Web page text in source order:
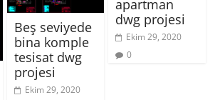
Beş seviyede
bina komple
tesisat dwg
projesi
Ekim 29, 2020
apartman
dwg projesi
Ekim 29, 2020
0